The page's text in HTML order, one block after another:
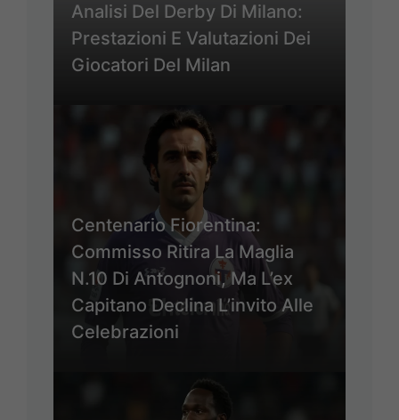
Analisi Del Derby Di Milano:
Prestazioni E Valutazioni Dei
Giocatori Del Milan
Centenario Fiorentina:
Commisso Ritira La Maglia
N.10 Di Antognoni, Ma L’ex
Capitano Declina L’invito Alle
Celebrazioni